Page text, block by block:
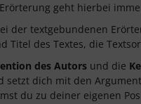
geht hierbei
der textgebundenen
Titel des Textes, die
des Autors und die
setzt dich mit den
du zu deiner eigenen